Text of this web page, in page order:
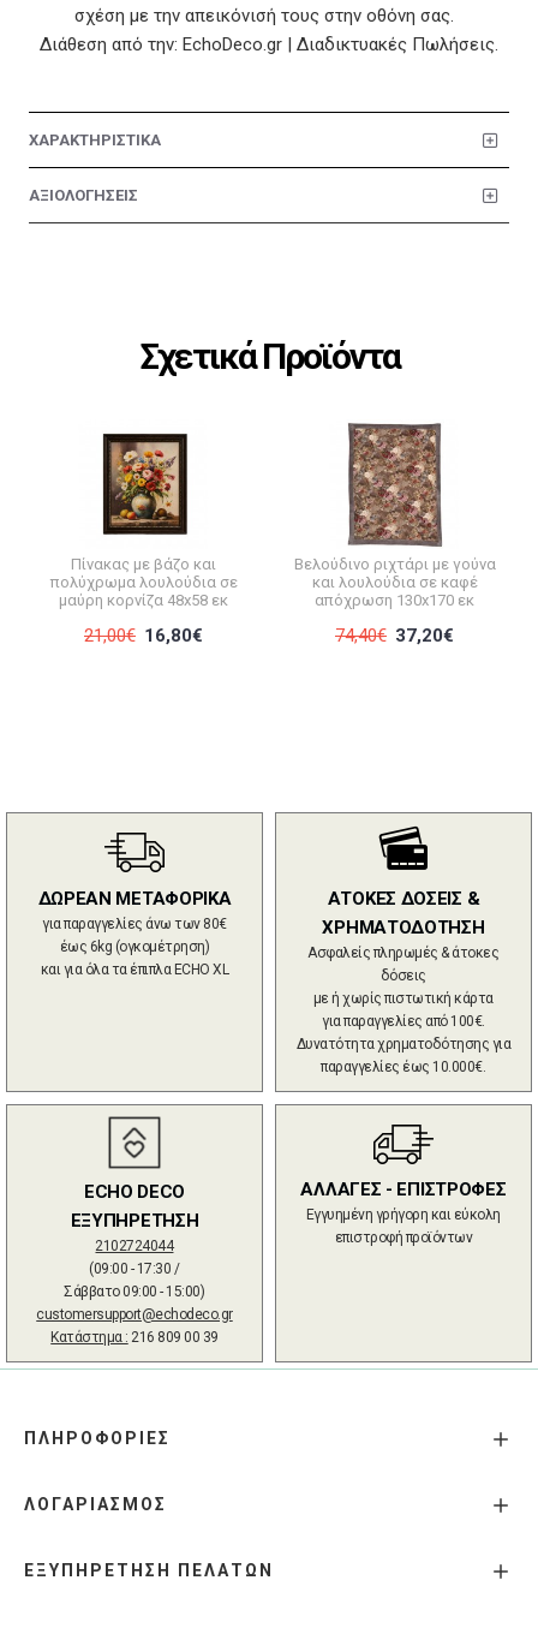
σχέση με την απεικόνισή τους στην οθόνη σας.
Διάθεση από την: EchoDeco.gr | Διαδικτυακές Πωλήσεις.
ΧΑΡΑΚΤΗΡΙΣΤΙΚΑ
ΑΞΙΟΛΟΓΗΣΕΙΣ
Σχετικά Προϊόντα
Πίνακας με βάζο και
πολύχρωμα λουλούδια σε
μαύρη κορνίζα 48x58 εκ
21,00€ 16,80€
Βελούδινο ριχτάρι με γούνα
και λουλούδια σε καφέ
απόχρωση 130x170 εκ
74,40€ 37,20€
ΔΩΡΕΑΝ ΜΕΤΑΦΟΡΙΚΑ
για παραγγελίες άνω των 80€
έως 6kg (ογκομέτρηση)
και για όλα τα έπιπλα ECHO XL
ΑΤΟΚΕΣ ΔΟΣΕΙΣ &
ΧΡΗΜΑΤΟΔΟΤΗΣΗ
Ασφαλείς πληρωμές & άτοκες
δόσεις
με ή χωρίς πιστωτική κάρτα
για παραγγελίες από 100€.
Δυνατότητα χρηματοδότησης για
παραγγελίες έως 10.000€.
ECHO DECO
ΕΞΥΠΗΡΕΤΗΣΗ
2102724044
(09:00 - 17:30 /
Σάββατο 09:00 - 15:00)
customersupport@echodeco.gr
Κατάστημα : 216 809 00 39
ΑΛΛΑΓΕΣ - ΕΠΙΣΤΡΟΦΕΣ
Εγγυημένη γρήγορη και εύκολη
επιστροφή προϊόντων
ΠΛΗΡΟΦΟΡΙΕΣ
ΛΟΓΑΡΙΑΣΜΟΣ
ΕΞΥΠΗΡΕΤΗΣΗ ΠΕΛΑΤΩΝ